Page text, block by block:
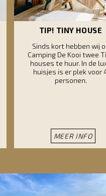
TIP! TINY HOUSE
Sinds kort hebben wij
Camping De Kooi twee
houses te huur. In de
huisjes is er plek voor
personen.
MEER INFO